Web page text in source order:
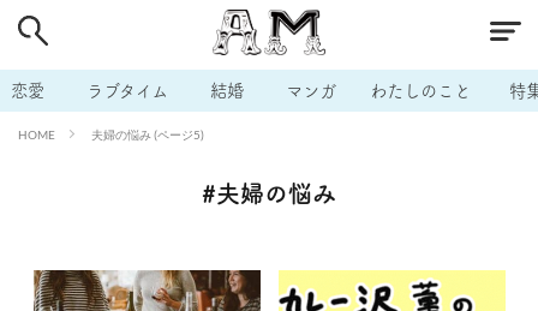
恋愛 ラブタイム 結婚 マンガ わたしのこと 特
HOME 夫婦の悩み (ページ5)
#夫婦の悩み
# 男の本音 # セフレ
# 不倫 # 出会う方法 # マッチングアプリ
# ラブグッズ # 体の相性
# モテテク # セフレから本命へ
# おもしろライフ